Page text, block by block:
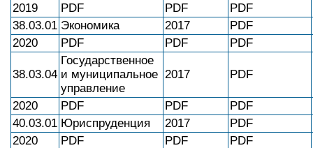
2019 PDF PDF
PDF
38.03.01 Экономика 2017
PDF
2020
PDF PDF PDF
38.03.04
Государственное
и муниципальное
управление
2017 PDF
2020 PDF PDF
PDF
40.03.01 Юриспруденция 2017
PDF
2020
PDF PDF PDF